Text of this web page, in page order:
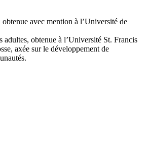
avec mention à l’Université de
adultes, obtenue à l’Université St. Francis
axée sur le développement de